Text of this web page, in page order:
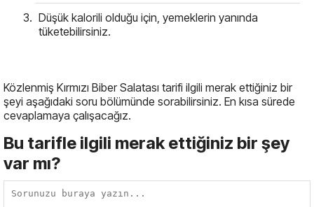
Düşük kalorili olduğu için, yemeklerin yanında
tüketebilirsiniz.
Közlenmiş Kırmızı Biber Salatası tarifi ilgili merak ettiğiniz bir
şeyi aşağıdaki soru bölümünde sorabilirsiniz. En kısa sürede
cevaplamaya çalışacağız.
Bu tarifle ilgili merak ettiğiniz bir şey
var mı?